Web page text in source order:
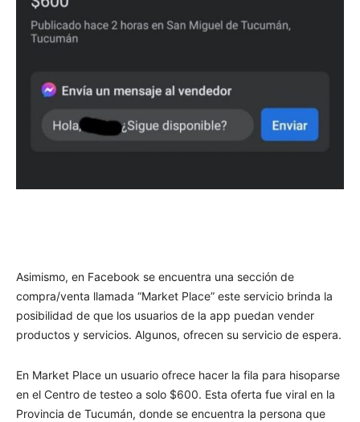
Asimismo, en Facebook se encuentra una sección de
compra/venta llamada “Market Place” este servicio brinda la
posibilidad de que los usuarios de la app puedan vender
productos y servicios. Algunos, ofrecen su servicio de espera.
En Market Place un usuario ofrece hacer la fila para hisoparse
en el Centro de testeo a solo $600. Esta oferta fue viral en la
Provincia de Tucumán, donde se encuentra la persona que